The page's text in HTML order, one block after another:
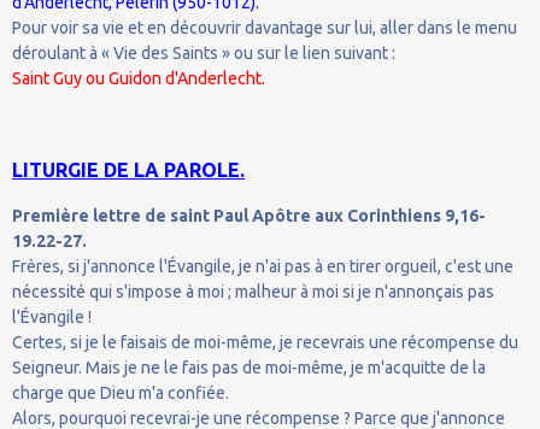
Pour voir sa vie et en découvrir davantage sur lui, aller dans le menu
déroulant à « Vie des Saints » ou sur le lien suivant :
Saint Guy ou Guidon d'Anderlecht.
LITURGIE DE LA PAROLE.
Première lettre de saint Paul Apôtre aux Corinthiens 9,16-
19.22-27.
Frères, si j'annonce l'Évangile, je n'ai pas à en tirer orgueil, c'est une
nécessité qui s'impose à moi ; malheur à moi si je n'annonçais pas
l'Évangile !
Certes, si je le faisais de moi-même, je recevrais une récompense du
Seigneur. Mais je ne le fais pas de moi-même, je m'acquitte de la
charge que Dieu m'a confiée.
Alors, pourquoi recevrai-je une récompense ? Parce que j'annonce